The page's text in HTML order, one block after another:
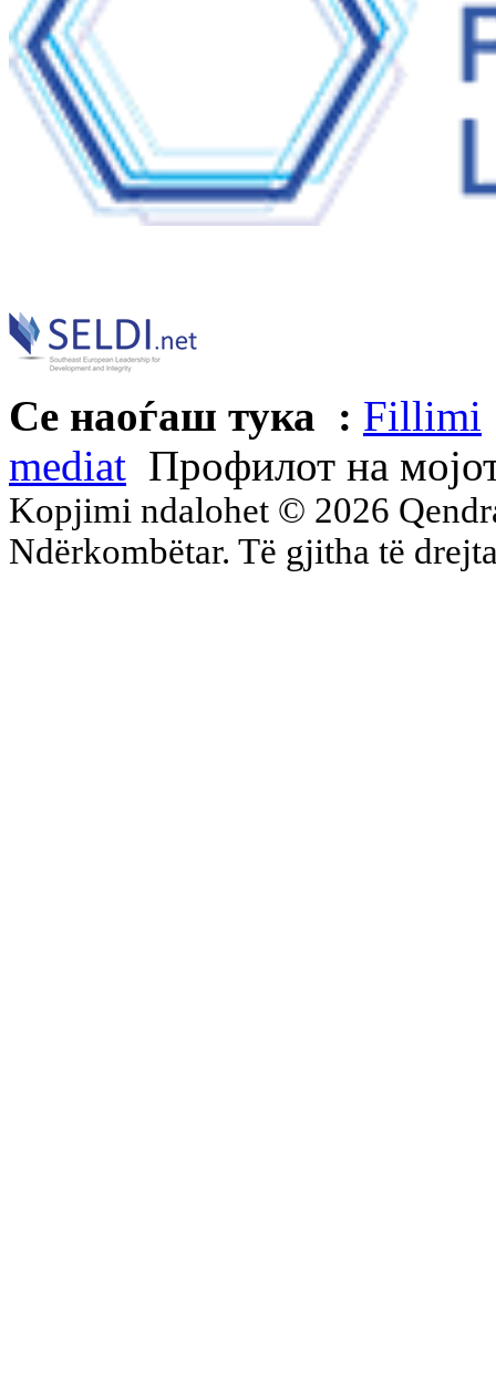
Се наоѓаш тука : Fillimi
mediat Профилот на
Kopjimi ndalohet © 2026
Ndërkombëtar. Të gjitha të